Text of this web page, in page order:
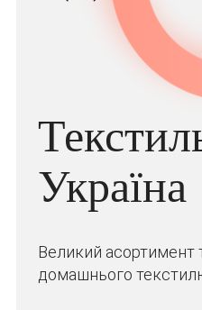
Україна
Великий асортимент
домашнього